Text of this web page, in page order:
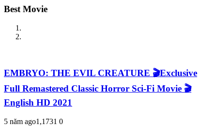
Best Movie
EMBRYO: THE EVIL CREATURE 🎬Exclusive
Full Remastered Classic Horror Sci-Fi Movie 🎬
English HD 2021
5 năm ago1,1731 0